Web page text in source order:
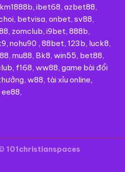
km1888b, ibet68, azbet88,
, betvisa, onbet, sv88,
, zomclub, i9bet, 888b,
, nohu90 , 88bet, 123b, luck8,
, mu88, Bk8, win55, bet88,
, f168, ww88, game bài đổi
, w88, tài xỉu online,
ee88,
101christianspaces